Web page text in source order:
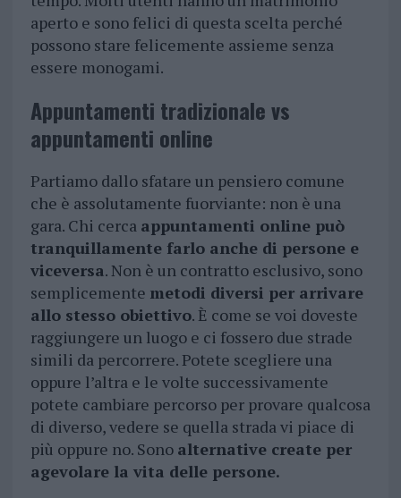
aperto e sono felici di questa scelta perché
possono stare felicemente assieme senza
essere monogami.
Appuntamenti tradizionale vs
appuntamenti online
Partiamo dallo sfatare un pensiero comune
che è assolutamente fuorviante: non è una
gara. Chi cerca appuntamenti online può
tranquillamente farlo anche di persone e
viceversa. Non è un contratto esclusivo, sono
semplicemente metodi diversi per arrivare
allo stesso obiettivo. È come se voi doveste
raggiungere un luogo e ci fossero due strade
simili da percorrere. Potete scegliere una
oppure l’altra e le volte successivamente
potete cambiare percorso per provare qualcosa
di diverso, vedere se quella strada vi piace di
più oppure no. Sono alternative create per
agevolare la vita delle persone.